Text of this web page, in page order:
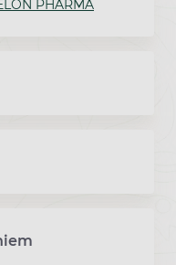
PHARMA